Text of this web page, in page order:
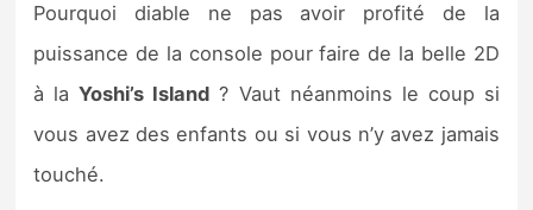
Pourquoi diable ne pas avoir profité de la
puissance de la console pour faire de la belle 2D
à laYoshi’s Island ? Vaut néanmoins le coup si
vous avez des enfants ou si vous n’y avez jamais
touché.